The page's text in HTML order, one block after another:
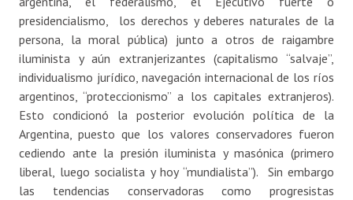
presidencialismo, los derechos y deberes naturales de la
persona, la moral pública) junto a otros de raigambre
iluminista y aún extranjerizantes (capitalismo “salvaje”,
individualismo jurídico, navegación internacional de los ríos
argentinos, “proteccionismo” a los capitales extranjeros).
Esto condicionó la posterior evolución política de la
Argentina, puesto que los valores conservadores fueron
cediendo ante la presión iluminista y masónica (primero
liberal, luego socialista y hoy “mundialista”). Sin embargo
las tendencias conservadoras como progresistas